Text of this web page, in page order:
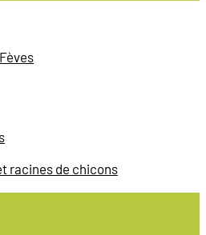
racines de chicons